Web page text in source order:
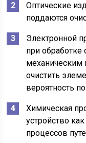
Оптические
поддаются
Электронной
при
очистить
вероятность
Химическая
устройство
процессов